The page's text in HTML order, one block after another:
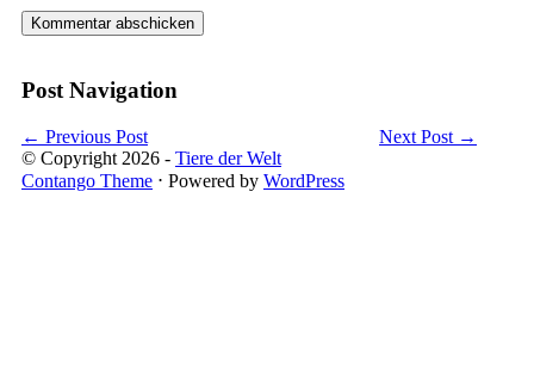
Post Navigation
← Previous Post Next Post →
© Copyright 2026 - Tiere der Welt
Contango Theme ⋅ Powered by WordPress